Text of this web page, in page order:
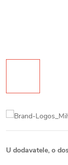
U dodavatele, o